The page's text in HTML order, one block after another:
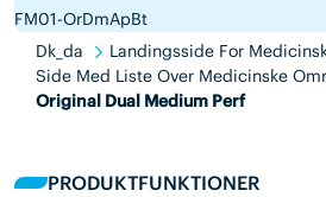
FM01-OrDmApBt
Dk_da
Landingsside For
Side Med Liste Over Medicinske
Original Dual Medium Perf
PRODUKTFUNKTIONER